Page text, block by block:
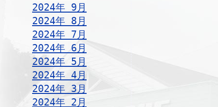
2024年 9月
2024年 8月
2024年 7月
2024年 6月
2024年 5月
2024年 4月
2024年 3月
2024年 2月